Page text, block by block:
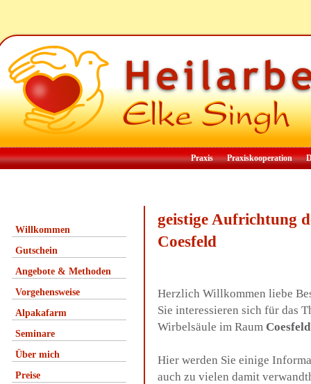
Praxis Praxiskooperation
Willkommen
Gutschein
Angebote & Methoden
Vorgehensweise
Alpakafarm
Seminare
Über mich
Preise
geistige Aufrichtung
Coesfeld
Herzlich Willkommen liebe
Sie interessieren sich für das
Wirbelsäule im Raum Coesfeld
Hier werden Sie einige
auch zu vielen damit